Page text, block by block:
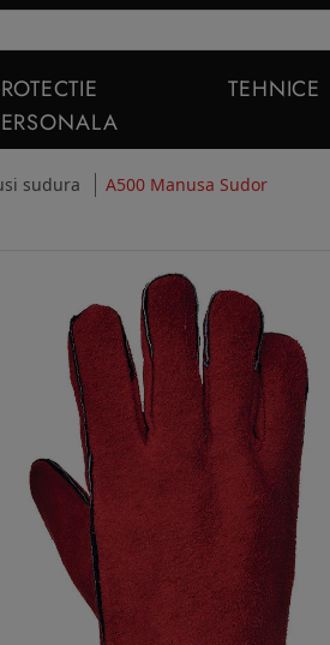
TEHNICE
sudura A500 Manusa Sudor